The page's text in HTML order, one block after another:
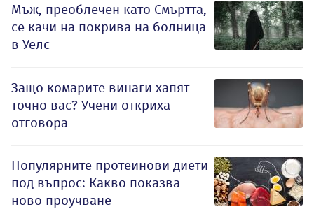
Мъж, преоблечен като Смъртта,
се качи на покрива на болница
в Уелс
Защо комарите винаги хапят
точно вас? Учени откриха
отговора
Популярните протеинови диети
под въпрос: Какво показва
ново проучване